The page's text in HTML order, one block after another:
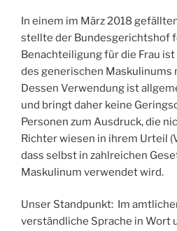
In einem im März 2018
stellte der Bundesgerichtshof
Benachteiligung für die Frau
des generischen Maskulinums
Dessen Verwendung ist
und bringt daher keine
Personen zum Ausdruck, die
Richter wiesen in ihrem Urteil
dass selbst in zahlreichen
Maskulinum verwendet wird.
Unser Standpunkt: Im
verständliche Sprache in Wort